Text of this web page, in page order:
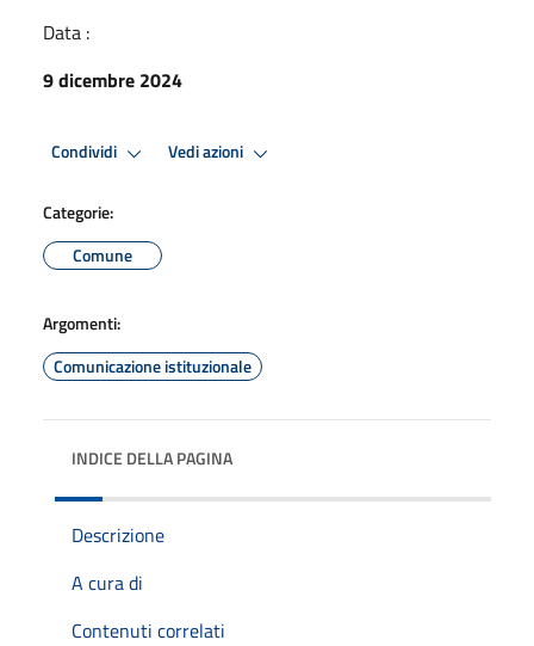
Data :
9 dicembre 2024
Condividi Vedi azioni
Categorie:
Comune
Argomenti:
Comunicazione istituzionale
INDICE DELLA PAGINA
Descrizione
A cura di
Contenuti correlati